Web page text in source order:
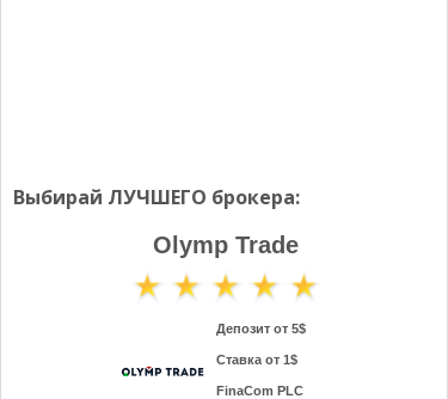
Выбирай ЛУЧШЕГО брокера:
Olymp Trade
Депозит от 5$
Ставка от 1$
FinaCom PLC